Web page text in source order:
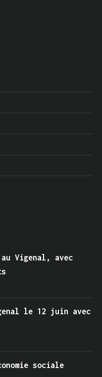
Vigenal, avec
le 12 juin avec
sociale